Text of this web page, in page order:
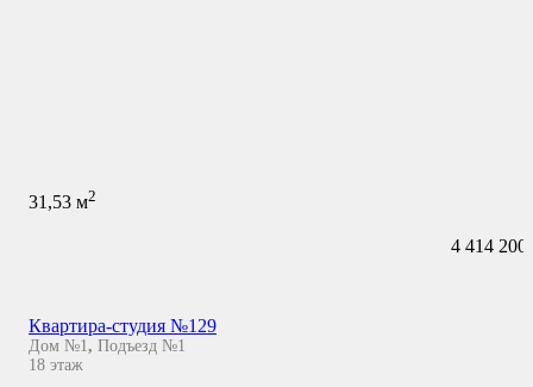
31,53 м2
4 414 200
Квартира-студия №129
Дом №1 , Подъезд №1
18 этаж